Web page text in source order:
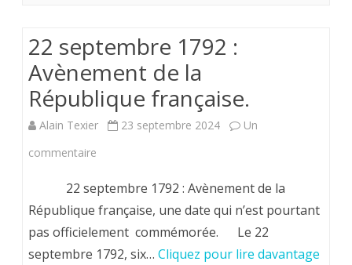
ne
l’ait
remplacé
ne
qu’un
peu.
22 septembre 1792 :
Avènement de la
République française.
Alain Texier 23 septembre 2024
Un
commentaire
septembre
1792
22 septembre 1792 : Avènement de la
République française, une date qui n’est pourtant
pas officielement commémorée. Le 22
septembre 1792, six… Cliquez pour lire davantage